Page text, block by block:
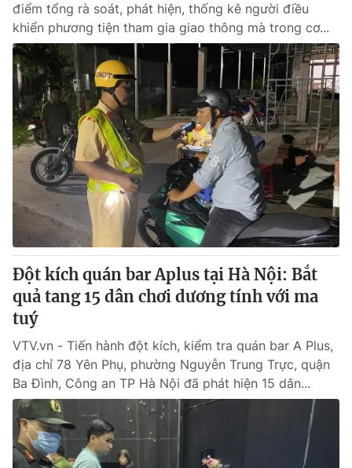
điểm tổng rà soát, phát hiện, thống kê người điều
khiển phương tiện tham gia giao thông mà trong cơ...
Đột kích quán bar Aplus tại Hà Nội: Bắt
quả tang 15 dân chơi dương tính với ma
tuý
VTV.vn - Tiến hành đột kích, kiểm tra quán bar A Plus,
địa chỉ 78 Yên Phụ, phường Nguyễn Trung Trực, quận
Ba Đình, Công an TP Hà Nội đã phát hiện 15 dân...